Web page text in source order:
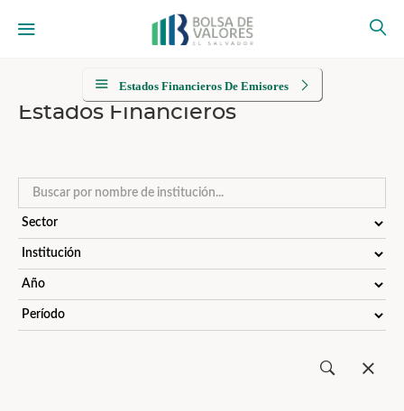
Estados Financieros De Emisores
Estados Financieros